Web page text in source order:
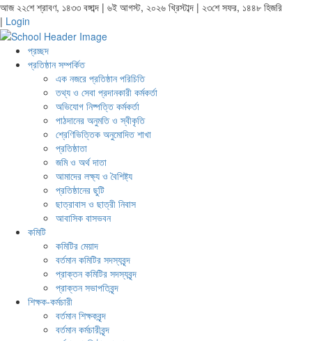
আজ ২২শে শ্রাবণ, ১৪৩৩ বঙ্গাব্দ | ৬ই আগস্ট, ২০২৬ খ্রিস্টাব্দ | ২৩শে সফর, ১৪৪৮ হিজরি
| Login
প্রচ্ছদ
প্রতিষ্ঠান সম্পর্কিত
এক নজরে প্রতিষ্ঠান পরিচিতি
তথ্য ও সেবা প্রদানকারী কর্মকর্তা
অভিযোগ নিষ্পত্তি কর্মকর্তা
পাঠদানের অনুমতি ও স্বীকৃতি
শ্রেণিভিত্তিক অনুমোদিত শাখা
প্রতিষ্ঠাতা
জমি ও অর্থ দাতা
আমাদের লক্ষ্য ও বৈশিষ্ট্য
প্রতিষ্ঠানের ছুটি
ছাত্রাবাস ও ছাত্রী নিবাস
আবাসিক বাসভবন
কমিটি
কমিটির মেয়াদ
বর্তমান কমিটির সদস্যবৃন্দ
প্রাক্তন কমিটির সদস্যবৃন্দ
প্রাক্তন সভাপতিবৃন্দ
শিক্ষক-কর্মচারী
বর্তমান শিক্ষকবৃন্দ
বর্তমান কর্মচারীবৃন্দ